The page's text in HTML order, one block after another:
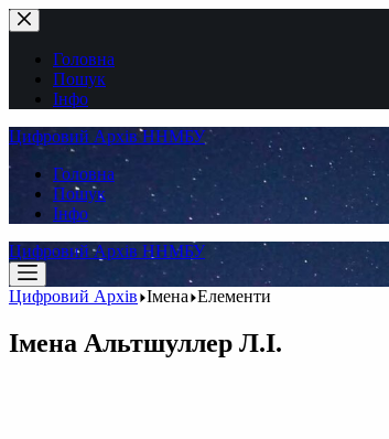
Перейти
до
вмістуГоловна
Пошук
Інфо
Цифровий Архів ННМБУ
Головна
Пошук
Інфо
Цифровий Архів ННМБУ
Цифровий Архів Імена Елементи
Імена Альтшуллер Л.І.